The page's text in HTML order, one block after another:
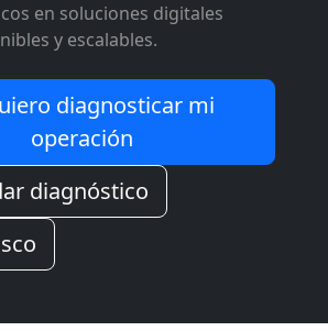
en soluciones digitales
y escalables.
diagnosticar mi
operación
diagnóstico